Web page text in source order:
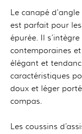
Le canapé
est parfait pour
épurée. Il
contemporaines
élégant et
caractéristiques
doux et léger
compas.
Les coussins